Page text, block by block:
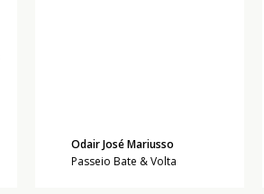
Odair José Mariusso
Passeio Bate & Volta